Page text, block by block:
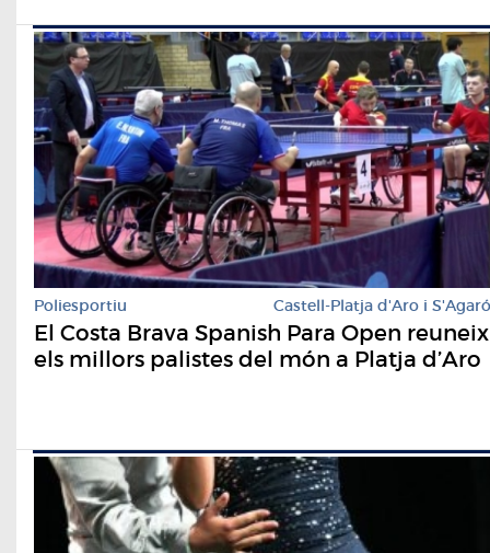
Poliesportiu Castell-Platja d'Aro i S'Agaró
El Costa Brava Spanish Para Open reuneix
els millors palistes del món a Platja d’Aro